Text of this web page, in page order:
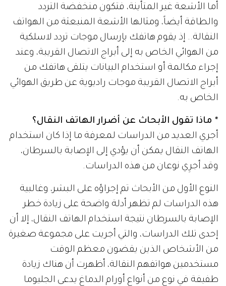
أما الأشعة غير المتأينة، فتكون منخفضة التردد
والطاقة أيضاً، ومثالها الأشعة المنبعثة من الهواتف
النقالة.. إذ يقوم هاتفك بإرسال موجات تردد لاسلكية
من الهوائي الخاص به إلى أبراج الاتصال القريبة، وعند
إجراء مكالمة أو استخدام البيانات يتلقى هاتفك من
أبراج الاتصال القريبة موجات راديوية عن طريق الهوائي
الخاص به.
* ماذا تقول الأبحاث عن أضرار الهاتف النقال؟
أجري العديد من الدراسات لمعرفة ما إذا كان استخدام
الهاتف النقال يمكن أن يؤدي إلى الإصابة بالسرطان،
وقد أجرِي نوعان من هذه الدراسات.
النوع الأول من الأبحاث تم إجراؤه على البشر، وغالبية
هذه الدراسات لم تظهر أدلة واضحة على زيادة خطر
الإصابة بالسرطان نتيجة استخدام الهاتف النقال، إلا أن
إحدى تلك الدراسات، والتي أجريت على مجموعة صغيرة
من الأشخاص الذين يقضون معظم الوقت
مستخدمين هواتفهم النقالة، أظهرت أن هناك زيادة
طفيفة في نوع من أنواع أورام الدماغ يدعى الجليوما